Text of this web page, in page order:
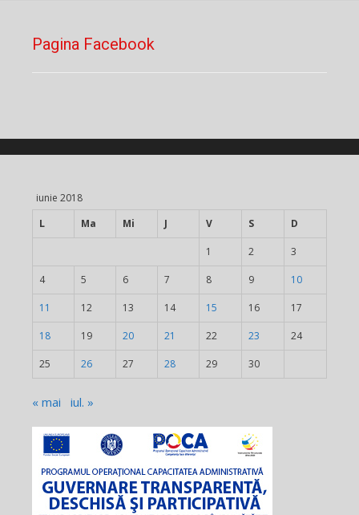
Pagina Facebook
iunie 2018
L
Ma Mi J V S D
1 2 3
4 5 6 7 8 9 10
11 12 13 14 15 16 17
18 19 20 21 22 23 24
25 26 27 28 29 30
« mai iul. »